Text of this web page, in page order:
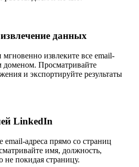
данных
извлеките все email-
доменом. Просматривайте
и экспортируйте результаты
LinkedIn
email-адреса прямо со страниц
имя, должность,
не покидая страницу.